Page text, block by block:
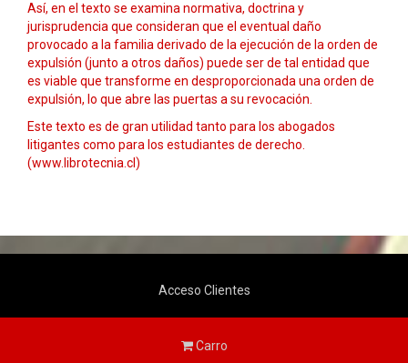
Así, en el texto se examina normativa, doctrina y
jurisprudencia que consideran que el eventual daño
provocado a la familia derivado de la ejecución de la orden de
expulsión (junto a otros daños) puede ser de tal entidad que
es viable que transforme en desproporcionada una orden de
expulsión, lo que abre las puertas a su revocación.
Este texto es de gran utilidad tanto para los abogados
litigantes como para los estudiantes de derecho.
(www.librotecnia.cl)
Acceso Clientes
Carro